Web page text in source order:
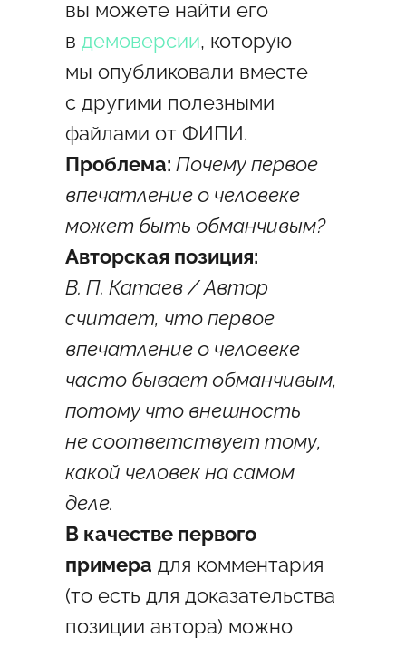
вы можете найти его
в демоверсии, которую
мы опубликовали вместе
с другими полезными
файлами от ФИПИ.
Проблема: Почему первое
впечатление о человеке
может быть обманчивым?
Авторская позиция:
В. П. Катаев / Автор
считает, что первое
впечатление о человеке
часто бывает обманчивым,
потому что внешность
не соответствует тому,
какой человек на самом
деле.
В качестве первого
примера для комментария
(то есть для доказательства
позиции автора) можно